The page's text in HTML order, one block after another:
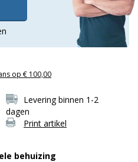
op € 100,00
Levering binnen 1-2
dagen
Print artikel
behuizing